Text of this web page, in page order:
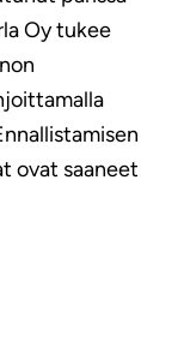
Oy tukee
ovat saaneet